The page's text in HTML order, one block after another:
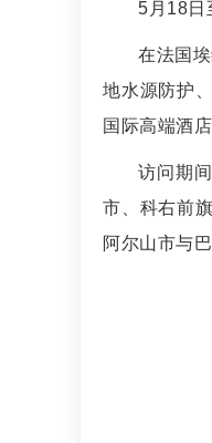
5 月 18日
在法国
地水源防护
国际高端酒
访问期
市、科右前
阿尔山市与